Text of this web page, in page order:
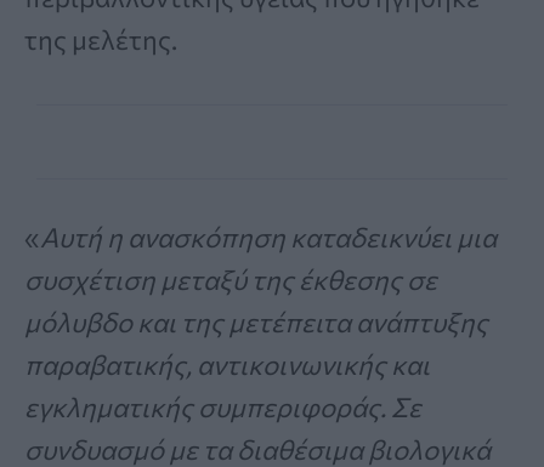
της μελέτης.
«Αυτή η ανασκόπηση καταδεικνύει μια
συσχέτιση μεταξύ της έκθεσης σε
μόλυβδο και της μετέπειτα ανάπτυξης
παραβατικής, αντικοινωνικής και
εγκληματικής συμπεριφοράς. Σε
συνδυασμό με τα διαθέσιμα βιολογικά